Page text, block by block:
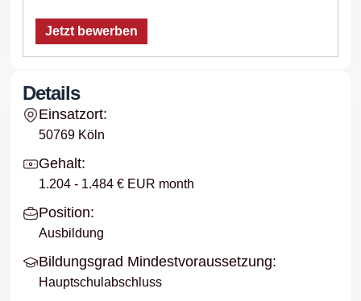
Jetzt bewerben
Details
Einsatzort:
50769 Köln
Gehalt:
1.204 - 1.484 € EUR month
Position:
Ausbildung
Bildungsgrad Mindestvoraussetzung:
Hauptschulabschluss